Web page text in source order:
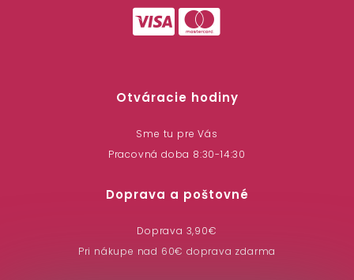
Otváracie hodiny
Sme tu pre Vás
Pracovná doba 8:30-14:30
Doprava a poštovné
Doprava 3,90€
Pri nákupe nad 60€ doprava zdarma